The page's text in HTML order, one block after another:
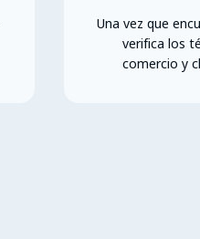
Una vez que
verifica los
comercio y